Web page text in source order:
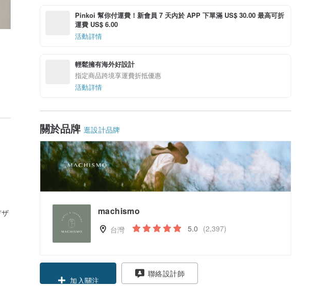
Pinkoi 幫你付運費！新會員 7 天內於 APP 下單滿 US$ 30.00 最高可折
運費 US$ 6.00
活動詳情
輕鬆擁有海外好設計
指定商品跨境享運費折抵優惠
活動詳情
關於品牌 逛設計品牌
machismo
台灣 5.0 (2,397)
聯絡設計師